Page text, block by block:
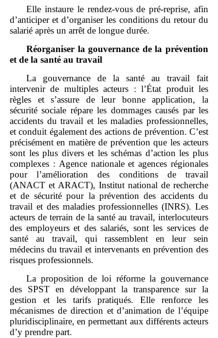
Elle instaure le rendez‑vous de pré‑reprise, afin
d’anticiper et d’organiser les conditions du retour du
salarié après un arrêt de longue durée.
Réorganiser la gouvernance de la prévention
et de la santé au travail
La gouvernance de la santé au travail fait
intervenir de multiples acteurs : l’État produit les
règles et s’assure de leur bonne application, la
sécurité sociale répare les dommages causés par les
accidents du travail et les maladies professionnelles,
et conduit également des actions de prévention. C’est
précisément en matière de prévention que les acteurs
sont les plus divers et les schémas d’action les plus
complexes : Agence nationale et agences régionales
pour l’amélioration des conditions de travail
(ANACT et ARACT), Institut national de recherche
et de sécurité pour la prévention des accidents du
travail et des maladies professionnelles (INRS). Les
acteurs de terrain de la santé au travail, interlocuteurs
des employeurs et des salariés, sont les services de
santé au travail, qui rassemblent en leur sein
médecins du travail et intervenants en prévention des
risques professionnels.
La proposition de loi réforme la gouvernance
des SPST en développant la transparence sur la
gestion et les tarifs pratiqués. Elle renforce les
mécanismes de direction et d’animation de l’équipe
pluridisciplinaire, en permettant aux différents acteurs
d’y prendre part.